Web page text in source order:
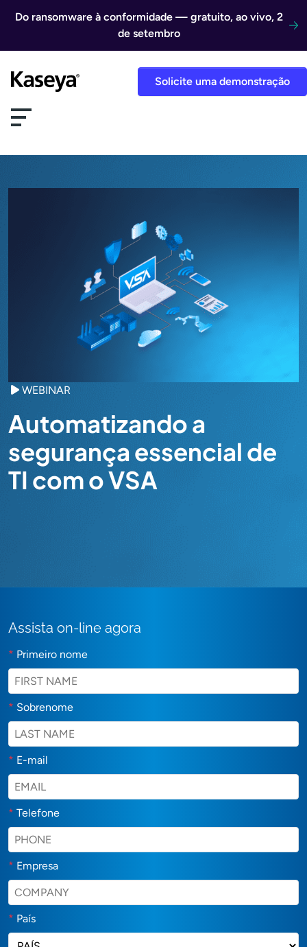
Do ransomware à conformidade — gratuito, ao vivo, 2
de setembro
Solicite uma demonstração
WEBINAR
Automatizando a
segurança essencial de
TI com o VSA
Assista on-line agora
* Primeiro nome
* Sobrenome
* E-mail
* Telefone
* Empresa
* País